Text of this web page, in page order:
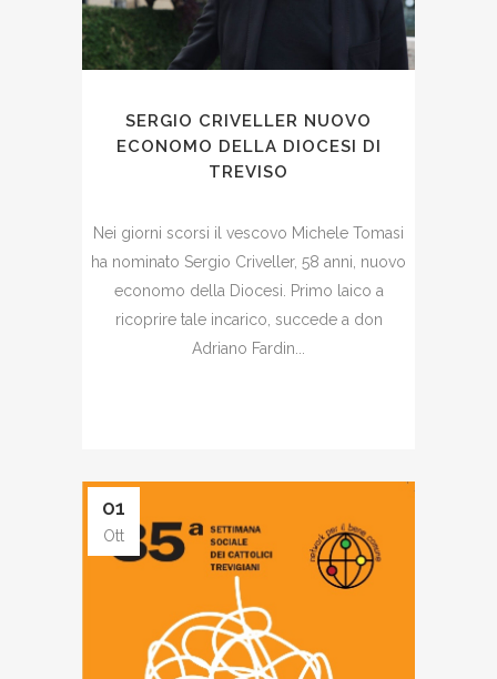
SERGIO CRIVELLER NUOVO
ECONOMO DELLA DIOCESI DI
TREVISO
Nei giorni scorsi il vescovo Michele Tomasi
ha nominato Sergio Criveller, 58 anni, nuovo
economo della Diocesi. Primo laico a
ricoprire tale incarico, succede a don
Adriano Fardin...
01
Ott